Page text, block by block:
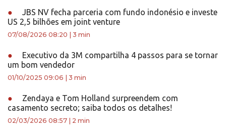
●
JBS NV fecha parceria com fundo indonésio e investe
US 2,5 bilhões em joint venture
07/08/2026 08:20 3 min
●
Executivo da 3M compartilha 4 passos para se tornar
um bom vendedor
01/10/2025 09:06 3 min
●
Zendaya e Tom Holland surpreendem com
casamento secreto; saiba todos os detalhes!
02/03/2026 08:57 2 min